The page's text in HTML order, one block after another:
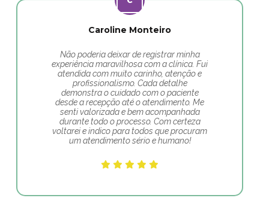
Caroline Monteiro
Não poderia deixar de registrar minha
experiência maravilhosa com a clínica. Fui
atendida com muito carinho, atenção e
profissionalismo. Cada detalhe
demonstra o cuidado com o paciente
desde a recepção até o atendimento. Me
senti valorizada e bem acompanhada
durante todo o processo. Com certeza
voltarei e indico para todos que procuram
um atendimento sério e humano!